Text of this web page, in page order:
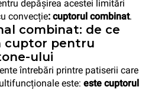
depășirea acestei limitări
convecție: cuptorul combinat.
combinat: de ce
cuptor pentru
ului
întrebări printre patiserii care
este: este cuptorul